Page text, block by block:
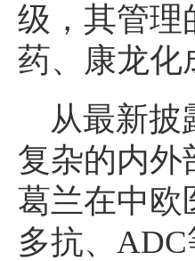
级，其管理
药、康龙化
从最新披
复杂的内外
葛兰在中欧
多抗、